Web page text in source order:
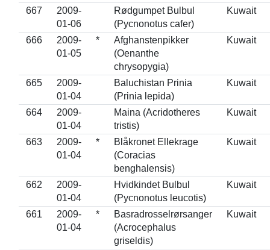
667
2009-
01-06
Rødgumpet Bulbul
(Pycnonotus cafer)
Kuwait
666
2009-
01-05
*
Afghanstenpikker
(Oenanthe
chrysopygia)
Kuwait
665
2009-
01-04
Baluchistan Prinia
(Prinia lepida)
Kuwait
664
2009-
01-04
Maina (Acridotheres
tristis)
Kuwait
663
2009-
01-04
*
Blåkronet Ellekrage
(Coracias
benghalensis)
Kuwait
662
2009-
01-04
Hvidkindet Bulbul
(Pycnonotus leucotis)
Kuwait
661
2009-
01-04
*
Basradrosselrørsanger
(Acrocephalus
griseldis)
Kuwait